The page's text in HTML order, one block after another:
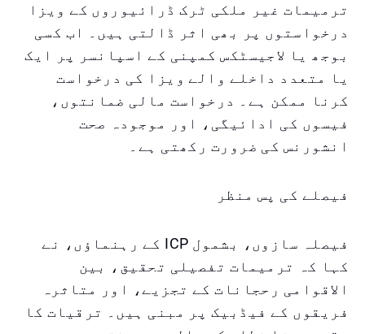
ترمیمات غیر ملکی ٹرک ڈرائیوروں کے ویزا
درخواستوں پر بھی اثر ڈالتی ہیں۔ اب کسی
بوجھ یا لاجیسٹکس کمپنی کے اسپانسر پر ایک
یا متعدد داخلے والے ویزا کی درخواست
کرنا ممکن ہے۔ درخواست مالی ضمانتوں،
فیسوں کی ادائیگی، اور موجودہ صحت
انشورنس کی ضرورت رکھتی ہے۔
فیصلے کی پس منظر
فیصلہ سازوں، بشمول ICP کے رہنماؤں، نے
کہا کہ ترمیمات تفصیلی تحقیق، بین
الاقوامی رحجانات کے تجزیے، اور متاثرہ
فریقوں کے فیڈبیک پر مبنی ہیں۔ ترقیات کا